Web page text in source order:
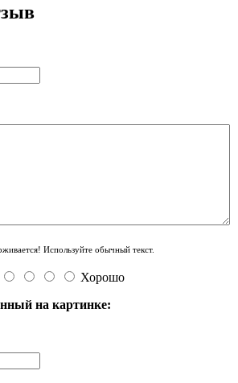
Используйте обычный текст.
Хорошо
на картинке: